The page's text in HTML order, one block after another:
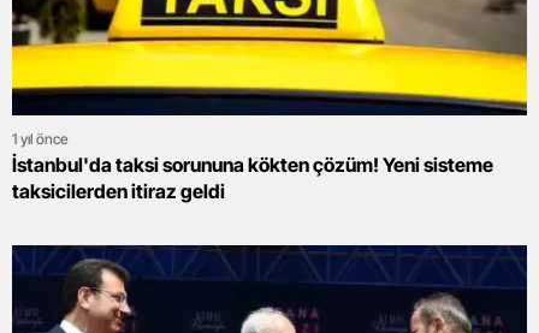
1 yıl önce
İstanbul'da taksi sorununa kökten çözüm! Yeni sisteme
taksicilerden itiraz geldi